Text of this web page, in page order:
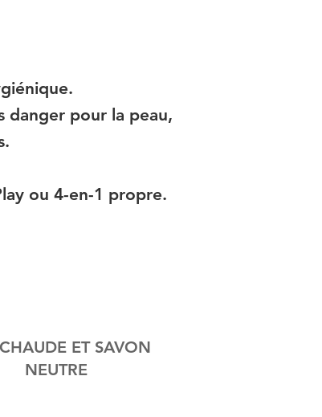
danger pour la peau,
ou 4-en-1 propre.
ET SAVON
NEUTRE